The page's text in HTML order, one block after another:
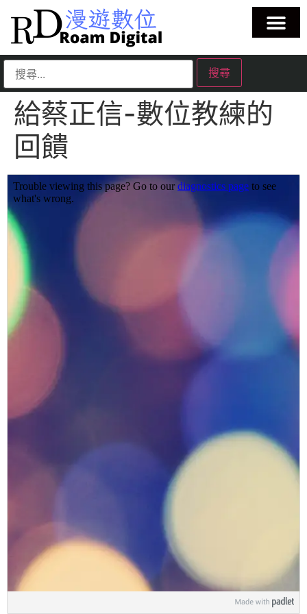
給蔡正信-數位教練的
回饋